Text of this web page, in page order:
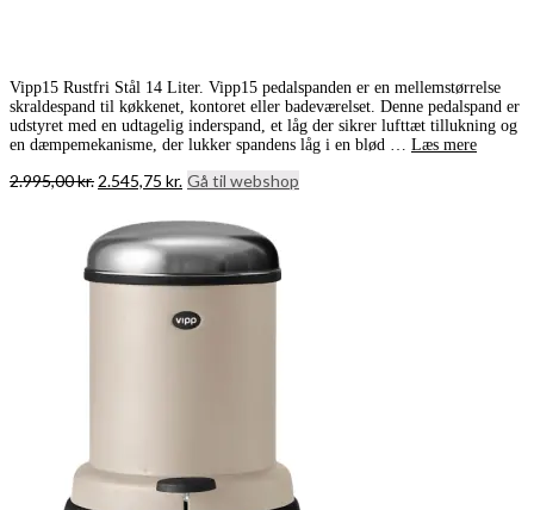
Vipp15 Rustfri Stål 14 Liter. Vipp15 pedalspanden er en mellemstørrelse
skraldespand til køkkenet, kontoret eller badeværelset. Denne pedalspand er
udstyret med en udtagelig inderspand, et låg der sikrer lufttæt tillukning og
en dæmpemekanisme, der lukker spandens låg i en blød … Læs mere
2.995,00kr. Den
var:
2.995,00 kr..
2.545,75 kr. Den
pris
er:
2.545,75 kr..
Gå til webshop